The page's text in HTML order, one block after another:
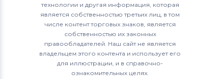
технологии и другая информация, которая
является собственностью третьих лиц, в том
числе контент торговых знаков, является
собственностью их законных
правообладателей. Наш сайт не является
владельцем этого контента и использует его
для иллюстрации, и в справочно-
ознакомительных целях.